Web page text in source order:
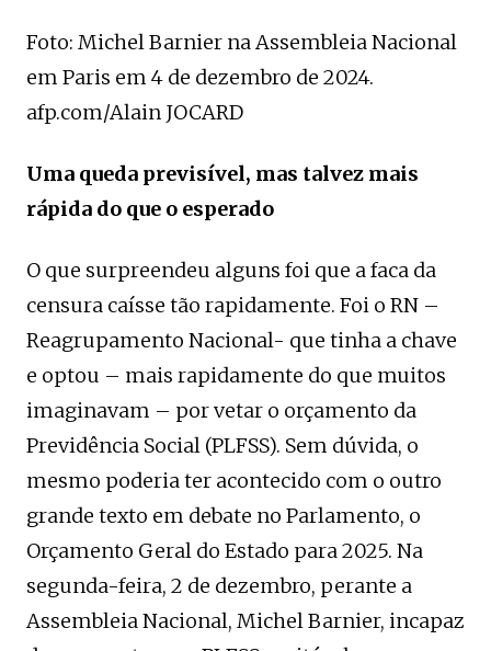
Foto: Michel Barnier na Assembleia Nacional
em Paris em 4 de dezembro de 2024.
afp.com/Alain JOCARD
Uma queda previsível, mas talvez mais
rápida do que o esperado
O que surpreendeu alguns foi que a faca da
censura caísse tão rapidamente. Foi o RN –
Reagrupamento Nacional- que tinha a chave
e optou – mais rapidamente do que muitos
imaginavam – por vetar o orçamento da
Previdência Social (PLFSS). Sem dúvida, o
mesmo poderia ter acontecido com o outro
grande texto em debate no Parlamento, o
Orçamento Geral do Estado para 2025. Na
segunda-feira, 2 de dezembro, perante a
Assembleia Nacional, Michel Barnier, incapaz